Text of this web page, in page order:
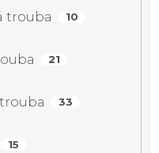
trouba 10
21
33
15